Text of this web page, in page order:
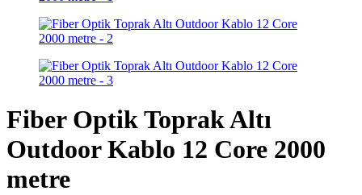
Fiber Optik Toprak Altı
Outdoor Kablo 12 Core 2000
metre